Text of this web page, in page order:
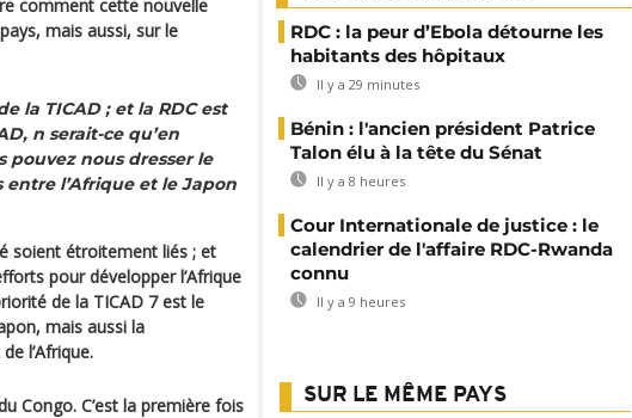
comment cette nouvelle
mais aussi, sur le
la TICAD ; et la RDC est
n serait-ce qu’en
pouvez nous dresser le
l’Afrique et le Japon
soient étroitement liés ; et
pour développer l’Afrique
de la TICAD 7 est le
mais aussi la
l’Afrique.
Congo. C’est la première fois
RDC : la peur d’Ebola détourne les
habitants des hôpitaux
Il y a 29 minutes
Bénin : l'ancien président Patrice
Talon élu à la tête du Sénat
Il y a 8 heures
Cour Internationale de justice : le
calendrier de l'affaire RDC-Rwanda
connu
Il y a 9 heures
SUR LE MÊME PAYS